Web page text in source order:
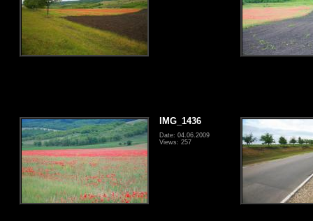
IMG_1436
Date: 04.06.2009
Views: 257